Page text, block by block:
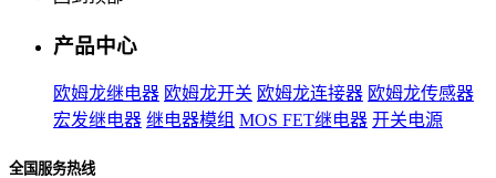
产品中心
欧姆龙继电器 欧姆龙开关 欧姆龙连接器 欧姆龙传感器
宏发继电器 继电器模组 MOS FET继电器 开关电源
全国服务热线